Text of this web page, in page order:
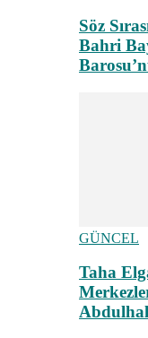
Söz
Bahri
GÜNCEL
Taha